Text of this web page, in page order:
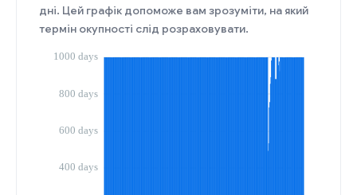
дні. Цей графік допоможе вам зрозуміти, на який
термін окупності слід розраховувати.